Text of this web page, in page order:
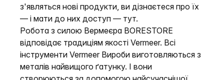
з'являться нові продукти, ви дізнаєтеся про їх
— і мати до них доступ — тут.
Робота з силою Вермеєра BORESTORE
відповідає традиціям якості Vermeer. Всі
інструменти Vermeer Вироби виготовляються з
металів найвищого ґатунку. І вони